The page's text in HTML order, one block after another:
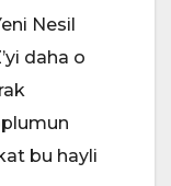
Nesil
daha o
bu hayli